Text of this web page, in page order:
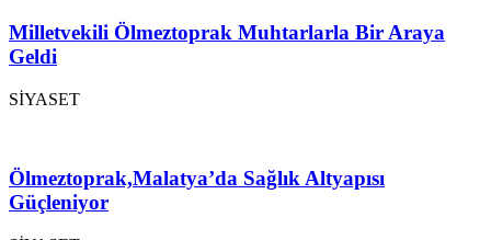
Milletvekili Ölmeztoprak Muhtarlarla Bir Araya
Geldi
SİYASET
Ölmeztoprak,Malatya’da Sağlık Altyapısı
Güçleniyor